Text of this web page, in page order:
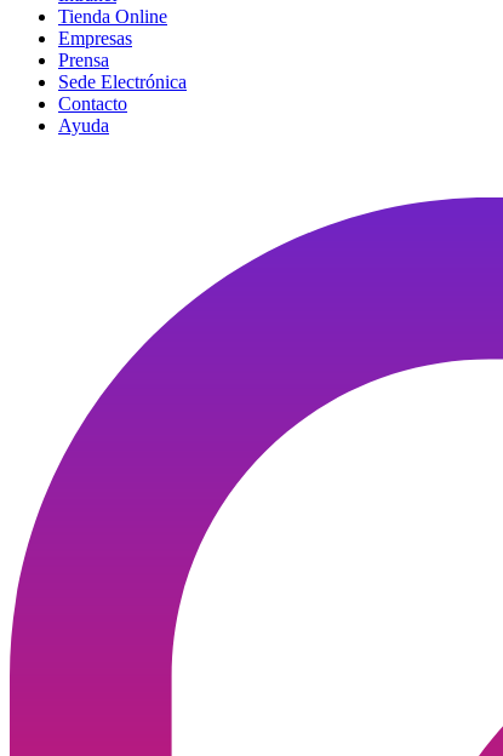
Tienda Online
Empresas
Prensa
Sede Electrónica
Contacto
Ayuda